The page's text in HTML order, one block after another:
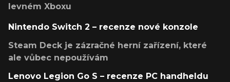
levném Xboxu
Nintendo Switch 2 – recenze nové konzole
Steam Deck je zázračné herní zařízení, které
ale vůbec nepoužívám
Lenovo Legion Go S – recenze PC handheldu